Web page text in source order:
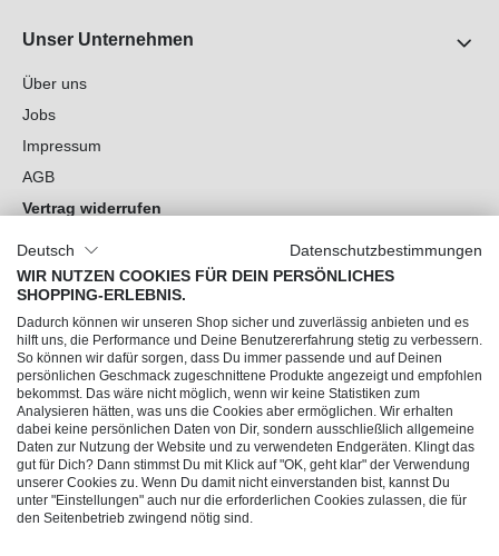
Unser Unternehmen
Über uns
Jobs
Impressum
AGB
Vertrag widerrufen
Cookie-Einstellungen
Du hast Fragen?
Unsere Socials
Deutsch
Datenschutzbestimmungen
WIR NUTZEN COOKIES FÜR DEIN PERSÖNLICHES
SHOPPING-ERLEBNIS.
Dadurch können wir unseren Shop sicher und zuverlässig anbieten und es
hilft uns, die Performance und Deine Benutzererfahrung stetig zu verbessern.
So können wir dafür sorgen, dass Du immer passende und auf Deinen
persönlichen Geschmack zugeschnittene Produkte angezeigt und empfohlen
bekommst. Das wäre nicht möglich, wenn wir keine Statistiken zum
Analysieren hätten, was uns die Cookies aber ermöglichen. Wir erhalten
dabei keine persönlichen Daten von Dir, sondern ausschließlich allgemeine
Daten zur Nutzung der Website und zu verwendeten Endgeräten. Klingt das
gut für Dich? Dann stimmst Du mit Klick auf "OK, geht klar" der Verwendung
unserer Cookies zu. Wenn Du damit nicht einverstanden bist, kannst Du
unter "Einstellungen" auch nur die erforderlichen Cookies zulassen, die für
den Seitenbetrieb zwingend nötig sind.